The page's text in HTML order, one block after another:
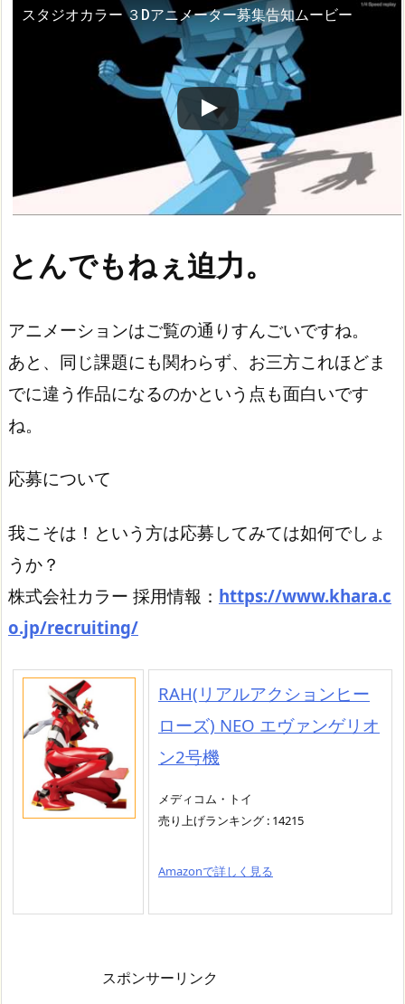
スタジオカラー ３Dアニメーター募集告知ムービー
この動画を YouTube で視聴
とんでもねぇ迫力。
アニメーションはご覧の通りすんごいですね。
あと、同じ課題にも関わらず、お三方これほどま
でに違う作品になるのかという点も面白いです
ね。
応募について
我こそは！という方は応募してみては如何でしょ
うか？
株式会社カラー 採用情報： https://www.khara.c
o.jp/recruiting/
RAH(リアルアクションヒー
ローズ) NEO エヴァンゲリオ
ン2号機
メディコム・トイ
売り上げランキング : 14215
Amazonで詳しく見る
スポンサーリンク